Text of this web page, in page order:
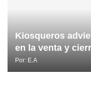
Kiosqueros
en la venta y
Por: E.A